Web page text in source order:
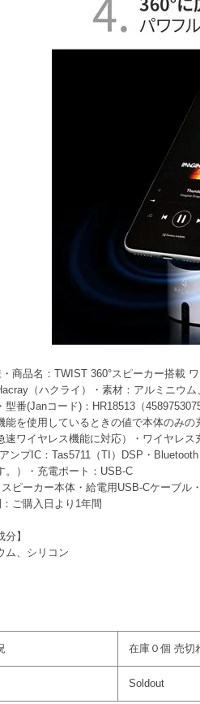
商品名：TWIST 360°スピーカー搭載
（ハクライ）・素材：アルミニウ
型番(Janコード)：HR18513（
能を使用しているときの値で本体のみ
速ワイヤレス機能に対応）・ワイヤレ
ンプIC：Tas5711（TI）DSP・
。）・充電ポート：USB-C
ピーカー本体・給電用USB-Cケーブル
ご購入日より1年間
分】
ム、シリコン
在庫０個 売切
Soldout